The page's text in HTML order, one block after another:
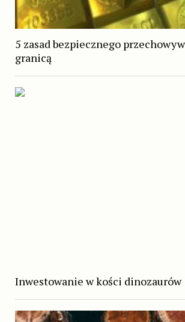
5 zasad bezpiecznego
granicą
Inwestowanie w kości dinozaurów